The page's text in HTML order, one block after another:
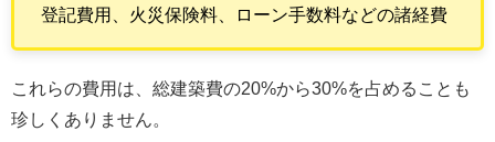
登記費用、火災保険料、ローン手数料などの諸経費
これらの費用は、総建築費の20%から30%を占めることも
珍しくありません。